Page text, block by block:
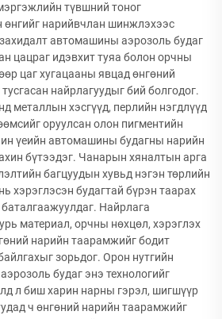
түвшний тоног
нарийвчлан шинжлэхээс
автомашины аэрозоль будаг
цацраг идэвхит туяа болон орчны
цаг хугацааны явцад өнгөний
найрлагуудыг бий болгодог.
металлын хэсгүүд, перлийн нэгдлүүд
оруулсан олон пигментийн
үеийн автомашины будагны нарийн
бүтээдэг. Чанарын хяналтын арга
багцуудын хувьд нэгэн төрлийн
хэрэглэсэн будагтай бүрэн таарах
Найрлага
материал, орчны нөхцөл, хэрэглэх
нарийн таарамжийг бодит
зорьдог. Орон нутгийн
будаг энэ технологийг
л биш харин нарны гэрэл, шигшүүр
ч өнгөний нарийн таарамжийг